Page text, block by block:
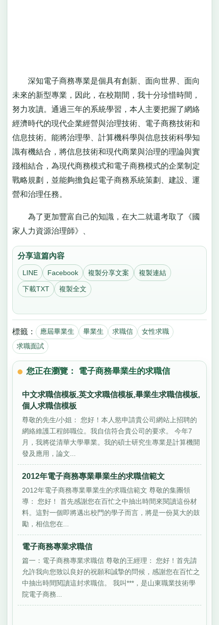
深知電子商務專業是個具有創新、面向世界、面向
未來的新型專業，因此，在校期間，我十分珍惜時間，
努力攻讀。通過三年的系統學習，本人主要把握了網絡
經濟時代的現代企業經營與治理技術、電子商務技術和
信息技術。能將治理學、計算機科學與信息技術科學知
識有機結合，將信息技術和現代商業與治理的理論與實
踐相結合，為現代商務模式和電子商務模式的企業制定
戰略規劃，並能夠擔負起電子商務系統策劃、建設、運
營和治理任務。
為了更加豐富自己的知識，在大二就還考取了《國
家人力資源治理師》、
分享這篇內容
LINE Facebook 複製分享文案 複製連結
下載TXT 複製全文
標籤： 應屆畢業生 畢業生 求職信
女性求職
求職面試
您正在瀏覽： 電子商務畢業生的求職信
中文求職信模板,英文求職信模板,畢業生求職信模板,
個人求職信模板
尊敬的先生/小姐： 您好！本人慾申請貴公司網站上招聘的
網絡維護工程師職位。我自信符合貴公司的要求。 今年7
月，我將從清華大學畢業。我的碩士研究生專業是計算機開
發及應用，論文...
2012年電子商務專業畢業生的求職信範文
2012年電子商務專業畢業生的求職信範文 尊敬的集團領
導： 您好！ 首先感謝您在百忙之中抽出時間來閱讀這份材
料。這對一個即將邁出校門的學子而言，將是一份莫大的鼓
勵，相信您在...
電子商務專業求職信
篇一：電子商務專業求職信 尊敬的王經理： 您好！首先請
允許我向您致以良好的祝願和誠摯的問候，感謝您在百忙之
中抽出時間閱讀這封求職信。 我叫***，是山東職業技術學
院電子商務...